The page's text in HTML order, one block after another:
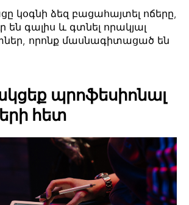
կօգնի ձեզ բացահայտել ոճերը,
են գալիս և գտնել որակյալ
որոնք մասնագիտացած են
պրոֆեսիոնալ
հետ